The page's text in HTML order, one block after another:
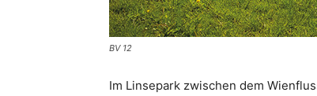
BV 12
Im Linsepark zwischen dem